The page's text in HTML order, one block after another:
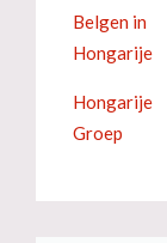
Belgen in
Hongarije
Hongarije
Groep